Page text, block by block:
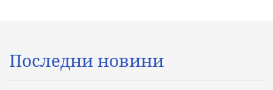
Последни новини